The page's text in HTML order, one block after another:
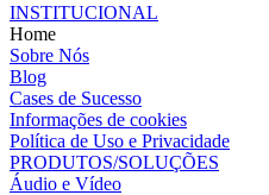
INSTITUCIONAL
Home
Sobre Nós
Blog
Cases de Sucesso
Informações de cookies
Política de Uso e Privacidade
PRODUTOS/SOLUÇÕES
Áudio e Vídeo